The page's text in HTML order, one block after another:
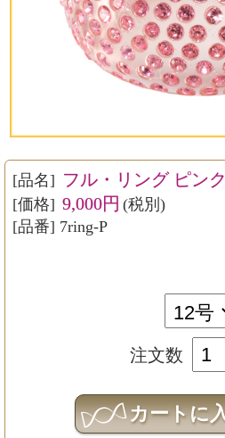
[品名] フル・リング ピンク
[価格] 9,000円 (税別)
[品番] 7ring-P
注文数